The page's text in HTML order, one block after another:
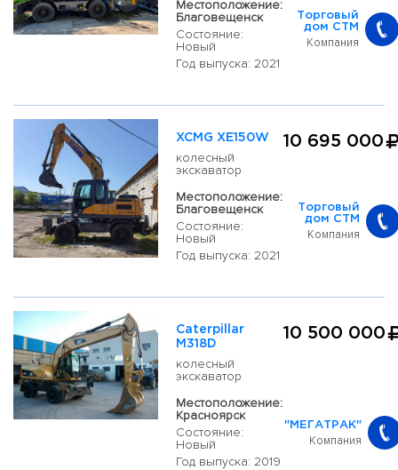
Местоположение:
Благовещенск
Состояние:
Новый
Год выпуска: 2021
Торговый
дом СТМ
Компания
XCMG XE150W
колесный
экскаватор
Местоположение:
Благовещенск
Состояние:
Новый
Год выпуска: 2021
10 695 000
Торговый
дом СТМ
Компания
Caterpillar
M318D
колесный
экскаватор
Местоположение:
Красноярск
Состояние:
Новый
Год выпуска: 2019
10 500 000
"МЕГАТРАК"
Компания